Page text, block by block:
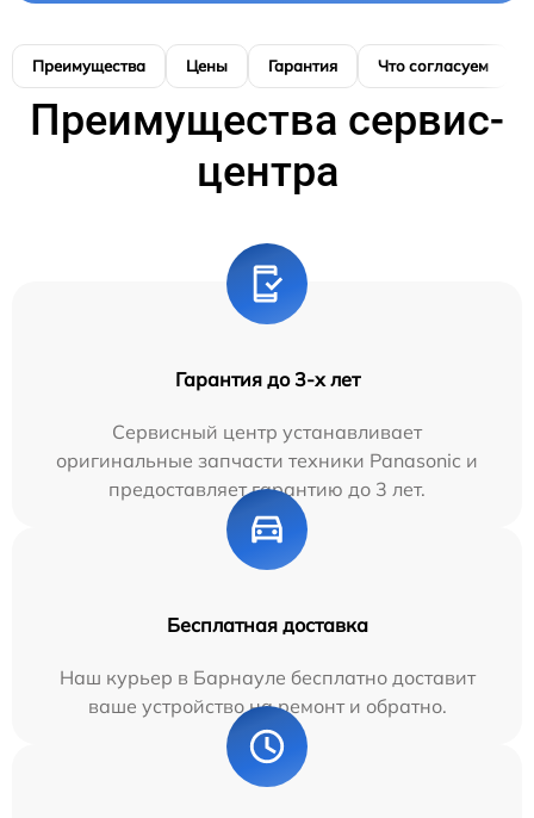
Преимущества Цены Гарантия Что согласуем
Преимущества сервис-
центра
Гарантия до 3-х лет
Сервисный центр устанавливает
оригинальные запчасти техники Panasonic и
предоставляет гарантию до 3 лет.
Бесплатная доставка
Наш курьер в Барнауле бесплатно доставит
ваше устройство на ремонт и обратно.